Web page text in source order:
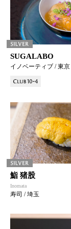
SUGALABO
イノベーティブ / 東京
鮨 猪股
Inomata
寿司 / 埼玉